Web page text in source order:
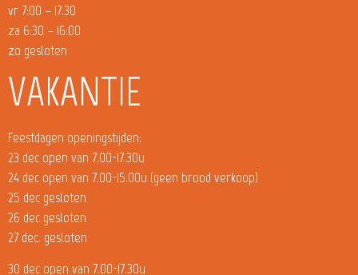
vr 7:00 – 17.30
za 6:30 – 16:00
zo gesloten
VAKANTIE
Feestdagen openingstijden:
23 dec open van 7.00-17.30u
24 dec open van 7.00-15.00u (geen brood verkoop)
25 dec gesloten
26 dec gesloten
27 dec. gesloten
30 dec open van 7.00-17.30u